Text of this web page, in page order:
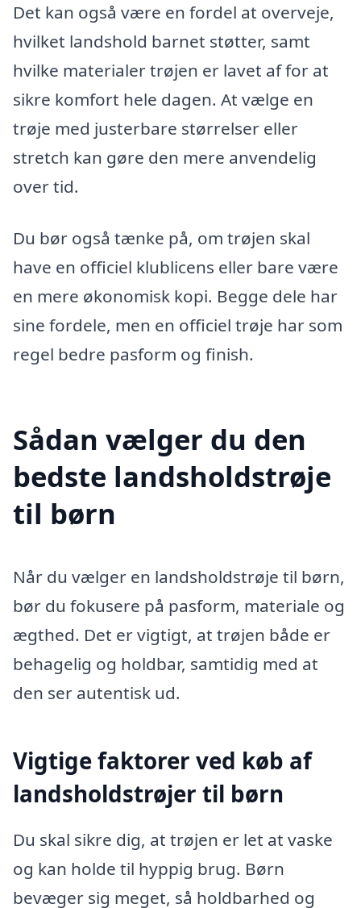
Det kan også være en fordel at overveje,
hvilket landshold barnet støtter, samt
hvilke materialer trøjen er lavet af for at
sikre komfort hele dagen. At vælge en
trøje med justerbare størrelser eller
stretch kan gøre den mere anvendelig
over tid.
Du bør også tænke på, om trøjen skal
have en officiel klublicens eller bare være
en mere økonomisk kopi. Begge dele har
sine fordele, men en officiel trøje har som
regel bedre pasform og finish.
Sådan vælger du den
bedste landsholdstrøje
til børn
Når du vælger en landsholdstrøje til børn,
bør du fokusere på pasform, materiale og
ægthed. Det er vigtigt, at trøjen både er
behagelig og holdbar, samtidig med at
den ser autentisk ud.
Vigtige faktorer ved køb af
landsholdstrøjer til børn
Du skal sikre dig, at trøjen er let at vaske
og kan holde til hyppig brug. Børn
bevæger sig meget, så holdbarhed og